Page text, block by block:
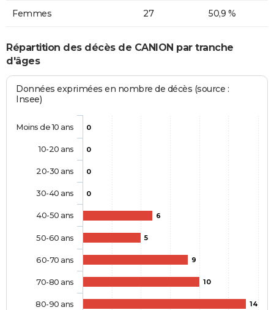
Femmes 27 50,9 %
Répartition des décès de CANION par tranche
d'âges
Données exprimées en nombre de décès (source :
Insee)
0
0
0
0
6
5
9
10
14
Moins de 10 ans
10-20 ans
20-30 ans
30-40 ans
40-50 ans
50-60 ans
60-70 ans
70-80 ans
80-90 ans